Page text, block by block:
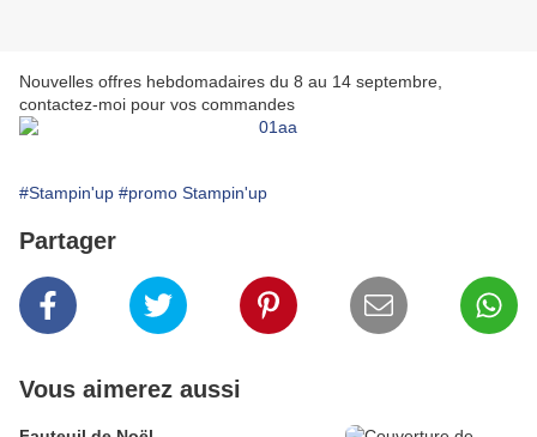
Nouvelles offres hebdomadaires du 8 au 14 septembre,
contactez-moi pour vos commandes
#Stampin'up #promo Stampin'up
Partager
Vous aimerez aussi